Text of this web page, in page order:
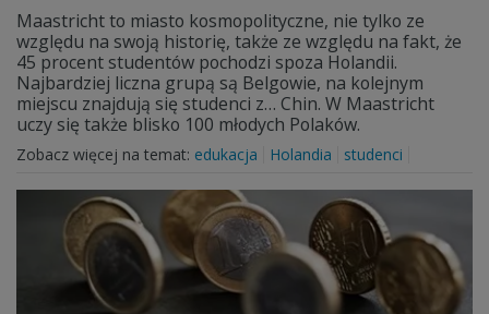
Maastricht to miasto kosmopolityczne, nie tylko ze
względu na swoją historię, także ze względu na fakt, że
45 procent studentów pochodzi spoza Holandii.
Najbardziej liczna grupą są Belgowie, na kolejnym
miejscu znajdują się studenci z… Chin. W Maastricht
uczy się także blisko 100 młodych Polaków.
Zobacz więcej na temat: edukacja Holandia studenci